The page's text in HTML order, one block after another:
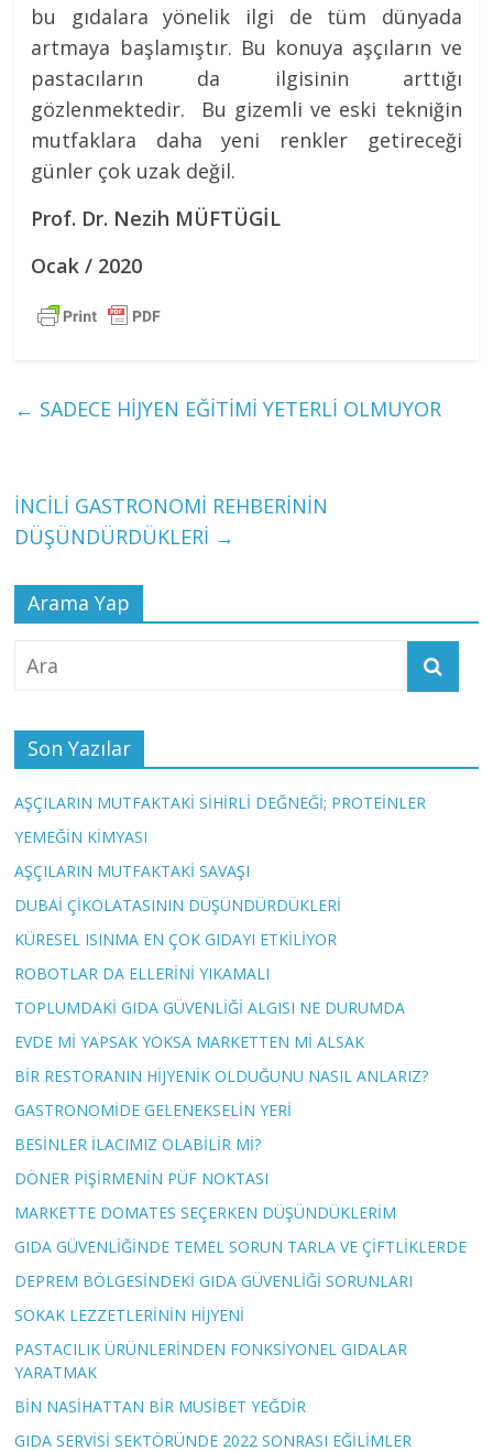
bu gıdalara yönelik ilgi de tüm dünyada
artmaya başlamıştır. Bu konuya aşçıların ve
pastacıların da ilgisinin arttığı
gözlenmektedir. Bu gizemli ve eski tekniğin
mutfaklara daha yeni renkler getireceği
günler çok uzak değil.
Prof. Dr. Nezih MÜFTÜGİL
Ocak / 2020
← SADECE HİJYEN EĞİTİMİ YETERLİ OLMUYOR
İNCİLİ GASTRONOMİ REHBERİNİN
DÜŞÜNDÜRDÜKLERİ →
Arama Yap
Son Yazılar
AŞÇILARIN MUTFAKTAKİ SİHİRLİ DEĞNEĞİ; PROTEİNLER
YEMEĞİN KİMYASI
AŞÇILARIN MUTFAKTAKİ SAVAŞI
DUBAİ ÇİKOLATASININ DÜŞÜNDÜRDÜKLERİ
KÜRESEL ISINMA EN ÇOK GIDAYI ETKİLİYOR
ROBOTLAR DA ELLERİNİ YIKAMALI
TOPLUMDAKİ GIDA GÜVENLİĞİ ALGISI NE DURUMDA
EVDE Mİ YAPSAK YOKSA MARKETTEN Mİ ALSAK
BİR RESTORANIN HİJYENİK OLDUĞUNU NASIL ANLARIZ?
GASTRONOMİDE GELENEKSELİN YERİ
BESİNLER İLACIMIZ OLABİLİR Mİ?
DÖNER PİŞİRMENİN PÜF NOKTASI
MARKETTE DOMATES SEÇERKEN DÜŞÜNDÜKLERİM
GIDA GÜVENLİĞİNDE TEMEL SORUN TARLA VE ÇİFTLİKLERDE
DEPREM BÖLGESİNDEKİ GIDA GÜVENLİĞİ SORUNLARI
SOKAK LEZZETLERİNİN HİJYENİ
PASTACILIK ÜRÜNLERİNDEN FONKSİYONEL GIDALAR
YARATMAK
BİN NASİHATTAN BİR MUSİBET YEĞDİR
GIDA SERVİSİ SEKTÖRÜNDE 2022 SONRASI EĞİLİMLER